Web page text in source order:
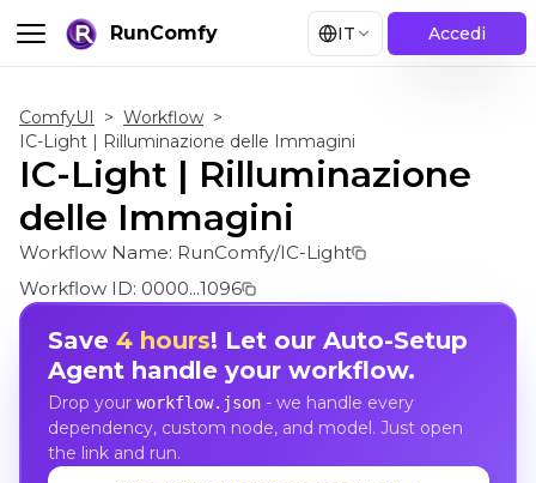
RunComfy IT Accedi
ComfyUI > Workflow >
IC-Light | Rilluminazione delle Immagini
IC-Light | Rilluminazione
delle Immagini
Workflow Name: RunComfy/IC-Light
Workflow ID: 0000...1096
Save 4 hours! Let our Auto-Setup
Agent handle your workflow.
Drop your workflow.json- we handle every
dependency, custom node, and model. Just open
the link and run.